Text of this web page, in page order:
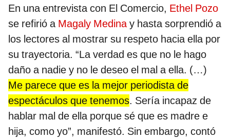
En una entrevista con El Comercio, Ethel Pozo
se refirió aMagaly Medinay hasta sorprendió a
los lectores al mostrar su respeto hacia ella por
su trayectoria. “La verdad es que no le hago
daño a nadie y no le deseo el mal a ella. (…)
Me parece que es la mejor periodista de
espectáculos que tenemos. Sería incapaz de
hablar mal de ella porque sé que es madre e
hija, como yo”, manifestó. Sin embargo, contó